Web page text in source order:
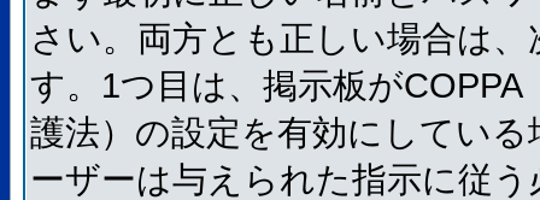
さい。両方とも正しい場合は
す。1つ目は、掲示板が
護法）の設定を有効にしてい
ーザーは与えられた指示に従